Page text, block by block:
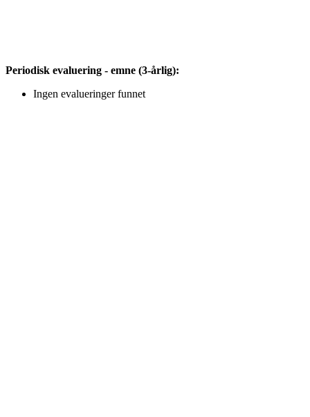
Periodisk evaluering - emne (3-årlig):
Ingen evalueringer funnet